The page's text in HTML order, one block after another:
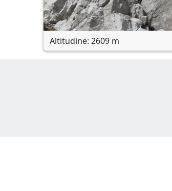
Altitudine: 2609 m